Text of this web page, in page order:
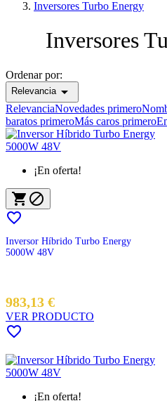
Inversores Turbo Energy
Limpiar filtros
€
View products3
Inversores
Ordenar por:
Relevancia
RelevanciaNovedades primero
baratos primeroMás caros primero
¡En oferta!
 

Inversor Híbrido Turbo Energy
5000W 48V
983,13 €
VER PRODUCTO

¡En oferta!